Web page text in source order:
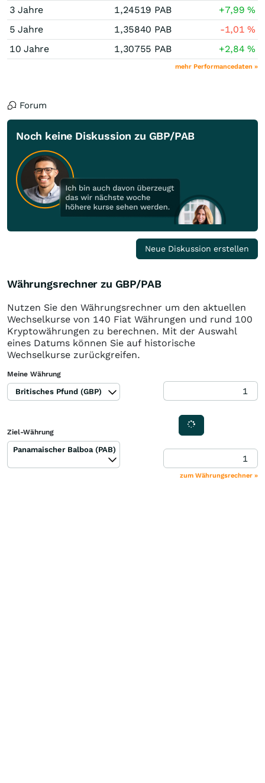
3 Jahre 1,24519 PAB +7,99%
5 Jahre
1,35840 PAB -1,01%
10 Jahre
1,30755 PAB +2,84%
mehr Performancedaten »
Forum
Noch keine Diskussion zu GBP/PAB
Neue Diskussion erstellen
Währungsrechner zu GBP/PAB
Nutzen Sie den Währungsrechner um den aktuellen
Wechselkurse von 140 Fiat Währungen und rund 100
Kryptowährungen zu berechnen. Mit der Auswahl
eines Datums können Sie auf historische
Wechselkurse zurückgreifen.
Meine Währung
Britisches Pfund (GBP)
Ziel-Währung
Panamaischer Balboa (PAB)
zum Währungsrechner »